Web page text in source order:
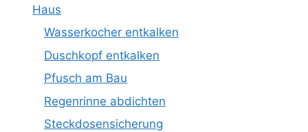
Haus
Wasserkocher entkalken
Duschkopf entkalken
Pfusch am Bau
Regenrinne abdichten
Steckdosensicherung